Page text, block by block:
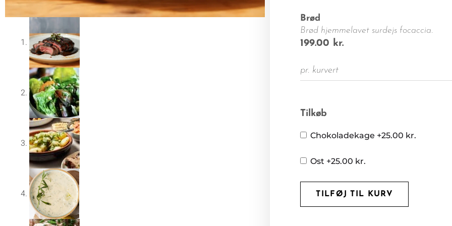
Brød
Brød hjemmelavet surdejs focaccia.
199.00 kr.
pr. kurvert
Tilkøb
Chokoladekage +25.00 kr.
Ost +25.00 kr.
TILFØJ TIL KURV